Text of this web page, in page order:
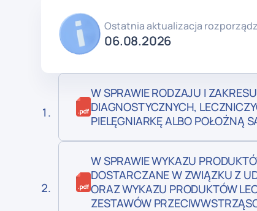
Ostatnia aktualizacja
06.08.2026
W SPRAWIE RODZAJU I
DIAGNOSTYCZNYCH,
PIELĘGNIARKĘ ALBO POŁOŻNĄ
W SPRAWIE WYKAZU
DOSTARCZANE W ZWIĄZKU Z
ORAZ WYKAZU PRODUKTÓW
ZESTAWÓW